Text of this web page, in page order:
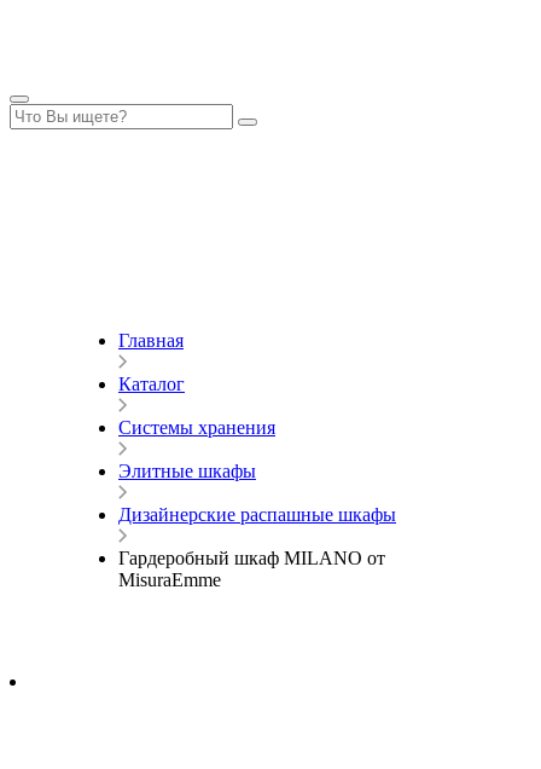
Главная
Каталог
Системы хранения
Элитные шкафы
Дизайнерские распашные шкафы
Гардеробный шкаф MILANO от
MisuraEmme